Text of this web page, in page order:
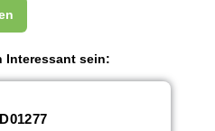
Interessant sein: